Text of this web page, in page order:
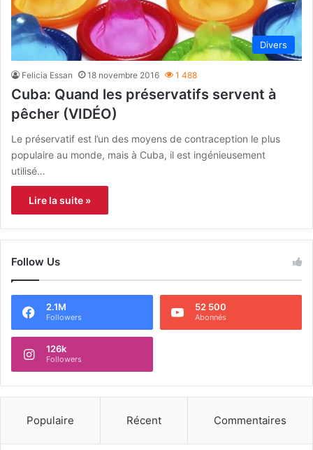
Divers
Felicia Essan 18 novembre 2016 1 488
Cuba: Quand les préservatifs servent à
pêcher (VIDÉO)
Le préservatif est l’un des moyens de contraception le plus
populaire au monde, mais à Cuba, il est ingénieusement
utilisé…
Lire la suite »
Follow Us
2.1M
Followers
52 500
Abonnés
126k
Followers
Populaire Récent Commentaires